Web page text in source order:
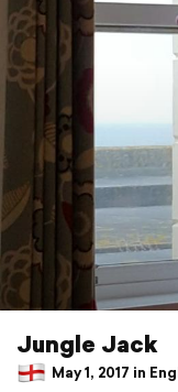
Jungle Jack
May 1, 2017 in